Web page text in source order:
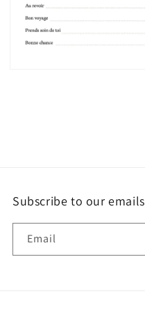
Subscribe to our emails
Email